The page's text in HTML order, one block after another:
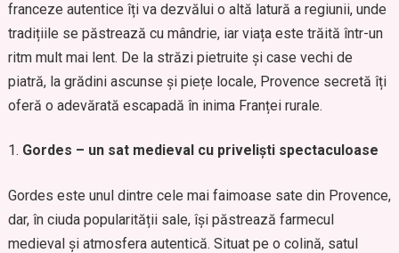
franceze autentice îți va dezvălui o altă latură a regiunii, unde
tradițiile se păstrează cu mândrie, iar viața este trăită într-un
ritm mult mai lent. De la străzi pietruite și case vechi de
piatră, la grădini ascunse și piețe locale, Provence secretă îți
oferă o adevărată escapadă în inima Franței rurale.
Gordes – un sat medieval cu priveliști spectaculoase
Gordes este unul dintre cele mai faimoase sate din Provence,
dar, în ciuda popularității sale, își păstrează farmecul
medieval și atmosfera autentică. Situat pe o colină, satul